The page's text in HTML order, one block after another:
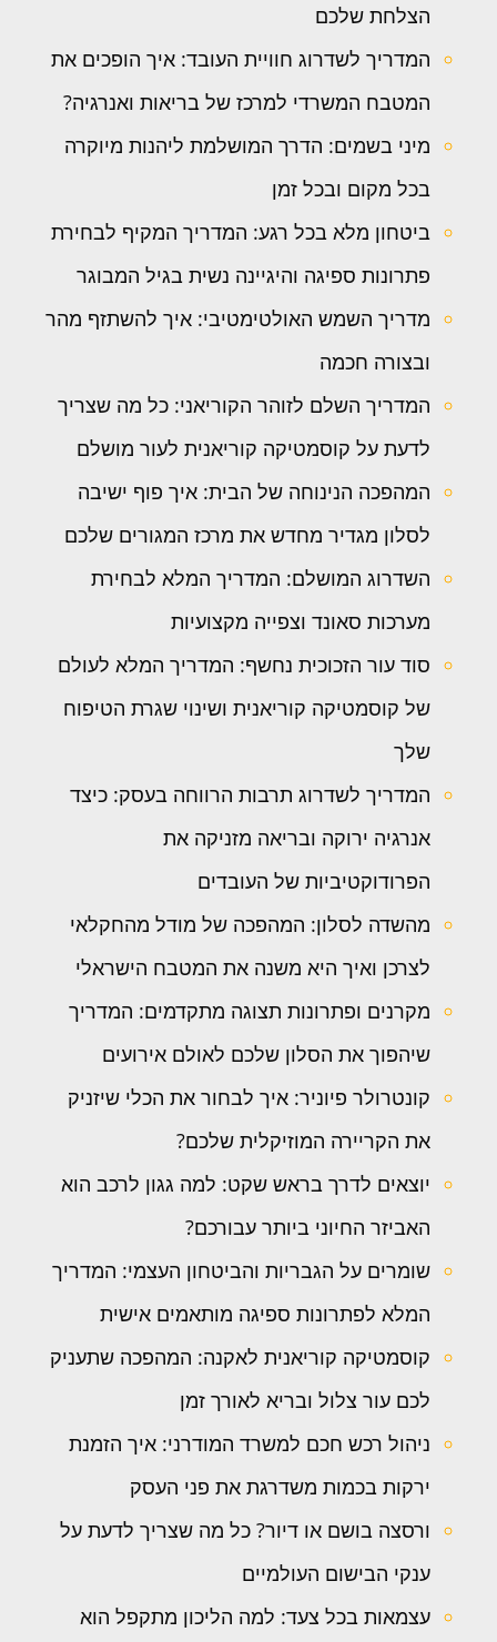
הצלחת שלכם
המדריך לשדרוג חוויית העובד: איך הופכים את
המטבח המשרדי למרכז של בריאות ואנרגיה?
מיני בשמים: הדרך המושלמת ליהנות מיוקרה
בכל מקום ובכל זמן
ביטחון מלא בכל רגע: המדריך המקיף לבחירת
פתרונות ספיגה והיגיינה נשית בגיל המבוגר
מדריך השמש האולטימטיבי: איך להשתזף מהר
ובצורה חכמה
המדריך השלם לזוהר הקוריאני: כל מה שצריך
לדעת על קוסמטיקה קוריאנית לעור מושלם
המהפכה הנינוחה של הבית: איך פוף ישיבה
לסלון מגדיר מחדש את מרכז המגורים שלכם
השדרוג המושלם: המדריך המלא לבחירת
מערכות סאונד וצפייה מקצועיות
סוד עור הזכוכית נחשף: המדריך המלא לעולם
של קוסמטיקה קוריאנית ושינוי שגרת הטיפוח
שלך
המדריך לשדרוג תרבות הרווחה בעסק: כיצד
אנרגיה ירוקה ובריאה מזניקה את
הפרודוקטיביות של העובדים
מהשדה לסלון: המהפכה של מודל מהחקלאי
לצרכן ואיך היא משנה את המטבח הישראלי
מקרנים ופתרונות תצוגה מתקדמים: המדריך
שיהפוך את הסלון שלכם לאולם אירועים
קונטרולר פיוניר: איך לבחור את הכלי שיזניק
את הקריירה המוזיקלית שלכם?
יוצאים לדרך בראש שקט: למה גגון לרכב הוא
האביזר החיוני ביותר עבורכם?
שומרים על הגבריות והביטחון העצמי: המדריך
המלא לפתרונות ספיגה מותאמים אישית
קוסמטיקה קוריאנית לאקנה: המהפכה שתעניק
לכם עור צלול ובריא לאורך זמן
ניהול רכש חכם למשרד המודרני: איך הזמנת
ירקות בכמות משדרגת את פני העסק
ורסצה בושם או דיור? כל מה שצריך לדעת על
ענקי הבישום העולמיים
עצמאות בכל צעד: למה הליכון מתקפל הוא